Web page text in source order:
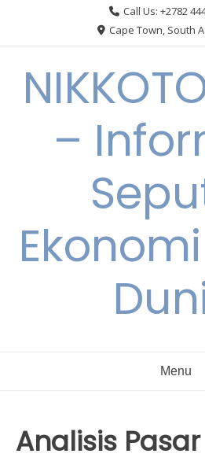
Call Us: +2782
Cape Town, South
–
Menu
Analisis